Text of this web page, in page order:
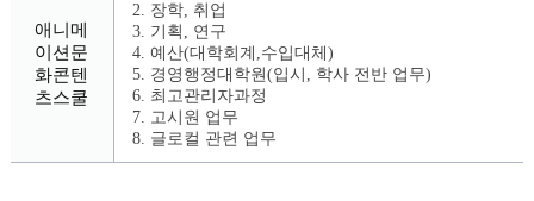
애니메
이션문
화콘텐
츠스쿨
2. 장학, 취업
3. 기획, 연구
4. 예산(대학회계,수입대체)
5. 경영행정대학원(입시, 학사 전반 업무)
6. 최고관리자과정
7. 고시원 업무
8. 글로컬 관련 업무